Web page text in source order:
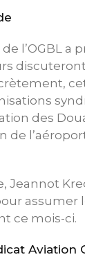
l’OGBL
des
de
Jeannot
ce mois-ci.
Aviation